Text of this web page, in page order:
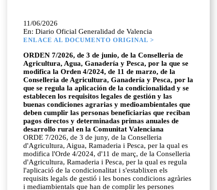
11/06/2026
En: Diario Oficial Generalidad de Valencia
ENLACE AL DOCUMENTO ORIGINAL >
ORDEN 7/2026, de 3 de junio, de la Conselleria de
Agricultura, Agua, Ganadería y Pesca, por la que se
modifica la Orden 4/2024, de 11 de marzo, de la
Conselleria de Agricultura, Ganadería y Pesca, por la
que se regula la aplicación de la condicionalidad y se
establecen los requisitos legales de gestión y las
buenas condiciones agrarias y medioambientales que
deben cumplir las personas beneficiarias que reciban
pagos directos y determinadas primas anuales de
desarrollo rural en la Comunitat Valenciana
ORDE 7/2026, de 3 de juny, de la Conselleria
d'Agricultura, Aigua, Ramaderia i Pesca, per la qual es
modifica l'Orde 4/2024, d'11 de març, de la Conselleria
d'Agricultura, Ramaderia i Pesca, per la qual es regula
l'aplicació de la condicionalitat i s'establixen els
requisits legals de gestió i les bones condicions agràries
i mediambientals que han de complir les persones